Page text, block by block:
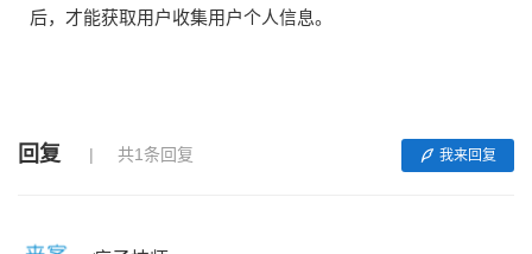
后，才能获取用户收集用户个人信息。
回复 共1条回复 我来回复